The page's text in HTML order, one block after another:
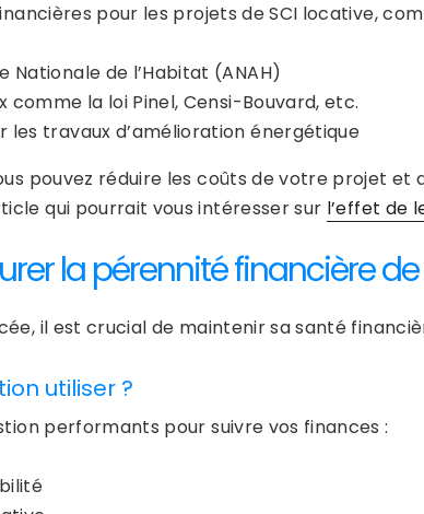
pour les projets de SCI locative,
Nationale de l’Habitat (ANAH)
comme la loi Pinel, Censi-Bouvard, etc.
les travaux d’amélioration énergétique
pouvez réduire les coûts de votre projet et
qui pourrait vous intéresser sur l’effet de
la pérennité financière de
il est crucial de maintenir sa santé
utiliser ?
performants pour suivre vos finances :